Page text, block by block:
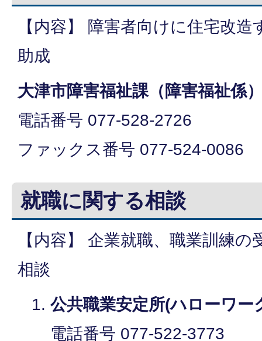
【内容】 障害者向けに住宅改
助成
大津市障害福祉課（障害福祉係
電話番号 077-528-2726
ファックス番号 077-524-0086
就職に関する相談
【内容】 企業就職、職業訓練
相談
公共職業安定所(ハローワー
電話番号 077-522-3773